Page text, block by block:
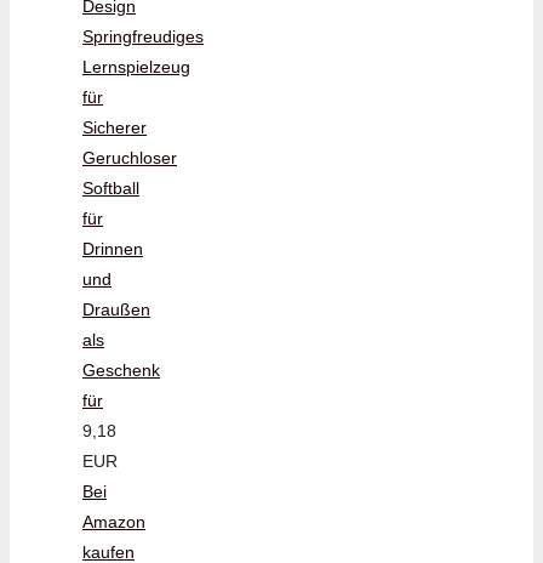
Design
Springfreudiges
Lernspielzeug
für
Sicherer
Geruchloser
Softball
für
Drinnen
und
Draußen
als
Geschenk
für
9,18
EUR
Bei
Amazon
kaufen